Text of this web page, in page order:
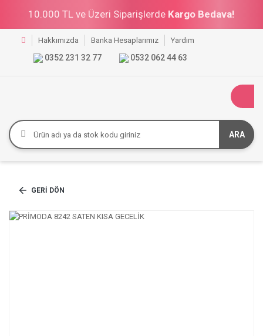
10.000 TL ve Üzeri Siparişlerde Kargo Bedava!
Hakkımızda Banka Hesaplarımız Yardım
0352 231 32 77 0532 062 44 63
ARA
GERI DÖN